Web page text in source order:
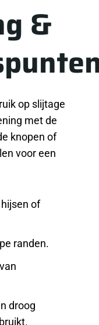
&
op slijtage
met de
knopen of
voor een
of
randen.
droog